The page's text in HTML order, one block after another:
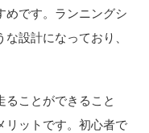
めです。ランニングシ
設計になっており、
ることができること
リットです。初心者で